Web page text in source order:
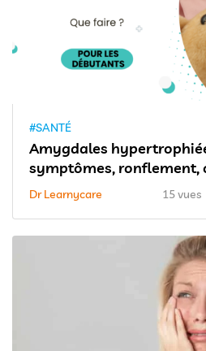
#SANTÉ
Amygdales
symptômes, ronflement,
Dr Learnycare 15 vues